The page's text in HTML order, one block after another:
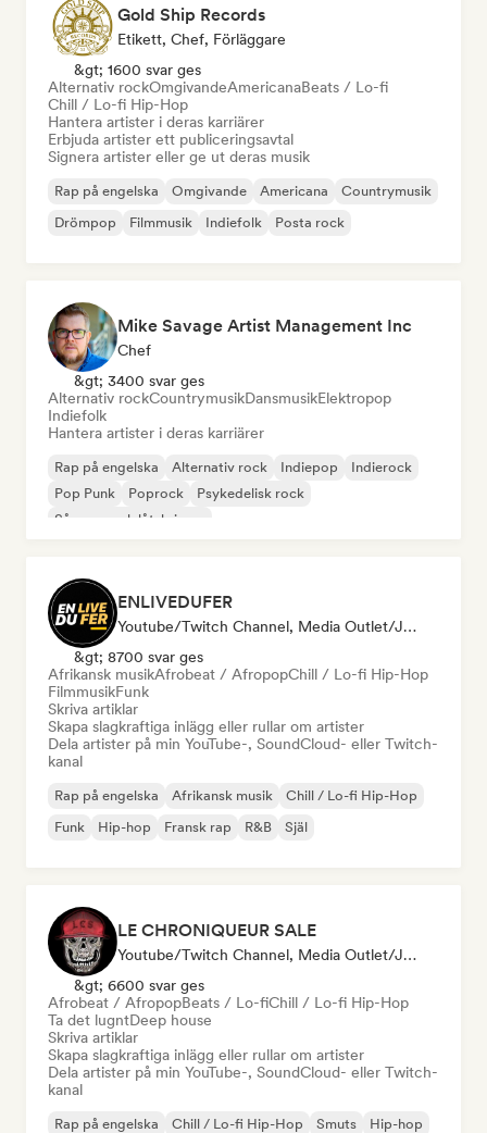
Gold Ship Records
Etikett, Chef, Förläggare
&gt; 1600 svar ges
Alternativ rockOmgivandeAmericanaBeats / Lo-fi
Chill / Lo-fi Hip-Hop
Hantera artister i deras karriärer
Erbjuda artister ett publiceringsavtal
Signera artister eller ge ut deras musik
Rap på engelska Omgivande Americana
Countrymusik
Drömpop
Filmmusik Indiefolk Posta rock
Mike Savage Artist Management Inc
Chef
&gt; 3400 svar ges
Alternativ rockCountrymusikDansmusikElektropop
Indiefolk
Hantera artister i deras karriärer
Rap på engelska Alternativ rock Indiepop
Indierock
Pop Punk
Poprock
Psykedelisk rock
Sångare och låtskrivare
ENLIVEDUFER
Youtube/Twitch Channel, Media Outlet/Journalist, Influencer I Sociala Medier
&gt; 8700 svar ges
Afrikansk musikAfrobeat / AfropopChill / Lo-fi Hip-Hop
FilmmusikFunk
Skriva artiklar
Skapa slagkraftiga inlägg eller rullar om artister
Dela artister på min YouTube-, SoundCloud- eller Twitch-
kanal
Rap på engelska Afrikansk musik
Chill / Lo-fi Hip-Hop
Funk
Hip-hop Fransk rap R&B Själ
LE CHRONIQUEUR SALE
Youtube/Twitch Channel, Media Outlet/Journalist, Influencer I Sociala Medier
&gt; 6600 svar ges
Afrobeat / AfropopBeats / Lo-fiChill / Lo-fi Hip-Hop
Ta det lugntDeep house
Skriva artiklar
Skapa slagkraftiga inlägg eller rullar om artister
Dela artister på min YouTube-, SoundCloud- eller Twitch-
kanal
Rap på engelska Chill / Lo-fi Hip-Hop Smuts
Hip-hop